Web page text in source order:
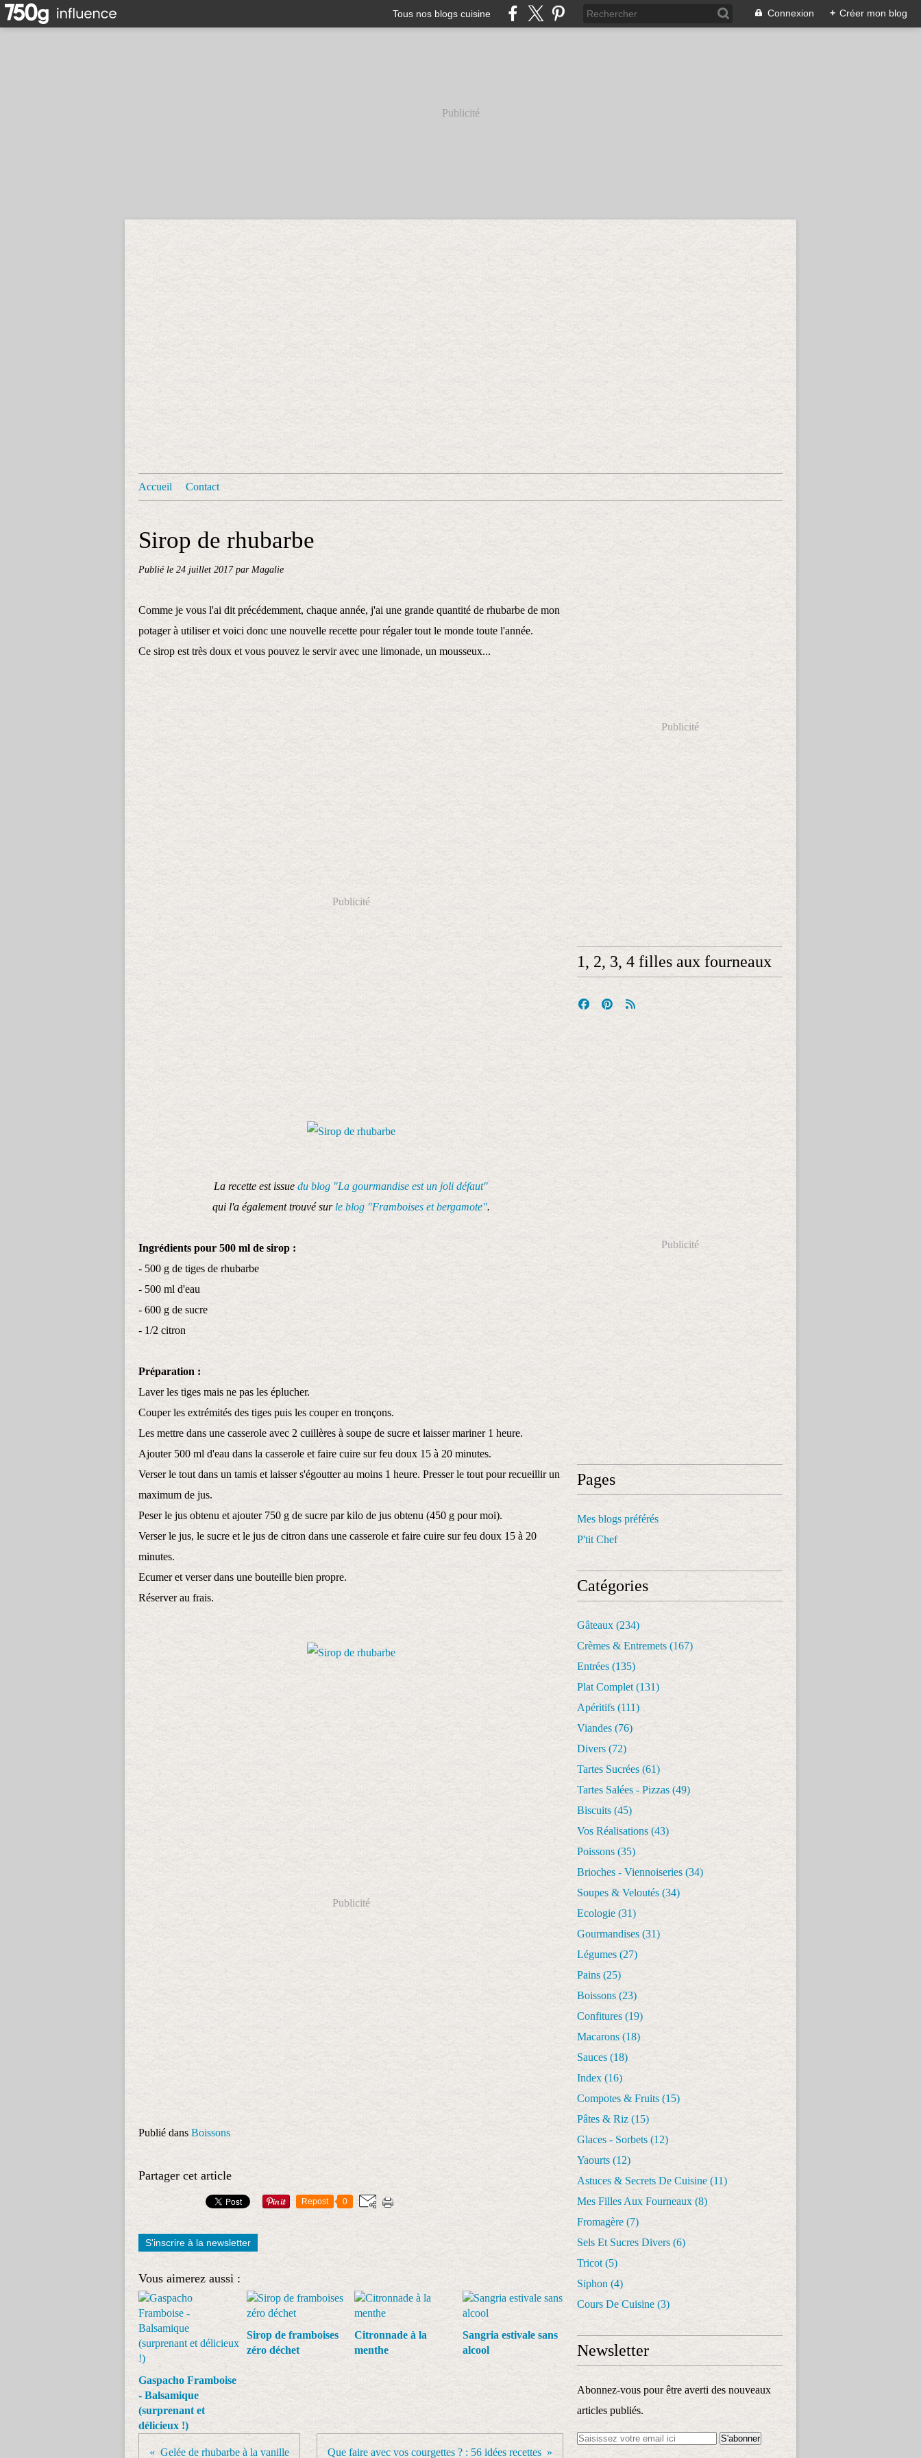
Tous nos blogs cuisine Connexion + Créer mon blog
Publicité
Accueil Contact
Sirop de rhubarbe
Publié le 24 juillet 2017par Magalie
Comme je vous l'ai dit précédemment, chaque année, j'ai une grande quantité de rhubarbe de mon
potager à utiliser et voici donc une nouvelle recette pour régaler tout le monde toute l'année.
Ce sirop est très doux et vous pouvez le servir avec une limonade, un mousseux...
Publicité
La recette est issue du blog "La gourmandise est un joli défaut"
qui l'a également trouvé sur le blog "Framboises et bergamote".
Ingrédients pour 500 ml de sirop :
- 500 g de tiges de rhubarbe
- 500 ml d'eau
- 600 g de sucre
- 1/2 citron
Préparation :
Laver les tiges mais ne pas les éplucher.
Couper les extrémités des tiges puis les couper en tronçons.
Les mettre dans une casserole avec 2 cuillères à soupe de sucre et laisser mariner 1 heure.
Ajouter 500 ml d'eau dans la casserole et faire cuire sur feu doux 15 à 20 minutes.
Verser le tout dans un tamis et laisser s'égoutter au moins 1 heure. Presser le tout pour recueillir un
maximum de jus.
Peser le jus obtenu et ajouter 750 g de sucre par kilo de jus obtenu (450 g pour moi).
Verser le jus, le sucre et le jus de citron dans une casserole et faire cuire sur feu doux 15 à 20
minutes.
Ecumer et verser dans une bouteille bien propre.
Réserver au frais.
Publicité
Publié dans Boissons
Partager cet article
Repost 0
S'inscrire à la newsletter
Vous aimerez aussi :
Gaspacho Framboise
- Balsamique
(surprenant et
délicieux !)
Sirop de framboises
zéro déchet
Citronnade à la
menthe
Sangria estivale sans
alcool
Gelée de rhubarbe à la vanille Que faire avec vos courgettes ? : 56 idées recettes
Publicité
1, 2, 3, 4 filles aux fourneaux
Publicité
Pages
Mes blogs préférés
P'tit Chef
Catégories
Gâteaux (234)
Crèmes & Entremets (167)
Entrées (135)
Plat Complet (131)
Apéritifs (111)
Viandes (76)
Divers (72)
Tartes Sucrées (61)
Tartes Salées - Pizzas (49)
Biscuits (45)
Vos Réalisations (43)
Poissons (35)
Brioches - Viennoiseries (34)
Soupes & Veloutés (34)
Ecologie (31)
Gourmandises (31)
Légumes (27)
Pains (25)
Boissons (23)
Confitures (19)
Macarons (18)
Sauces (18)
Index (16)
Compotes & Fruits (15)
Pâtes & Riz (15)
Glaces - Sorbets (12)
Yaourts (12)
Astuces & Secrets De Cuisine (11)
Mes Filles Aux Fourneaux (8)
Fromagère (7)
Sels Et Sucres Divers (6)
Tricot (5)
Siphon (4)
Cours De Cuisine (3)
Newsletter
Abonnez-vous pour être averti des nouveaux
articles publiés.